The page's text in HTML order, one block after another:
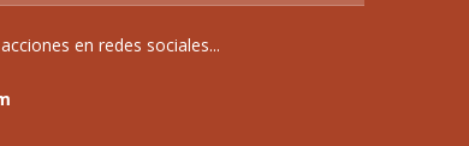
en redes sociales...